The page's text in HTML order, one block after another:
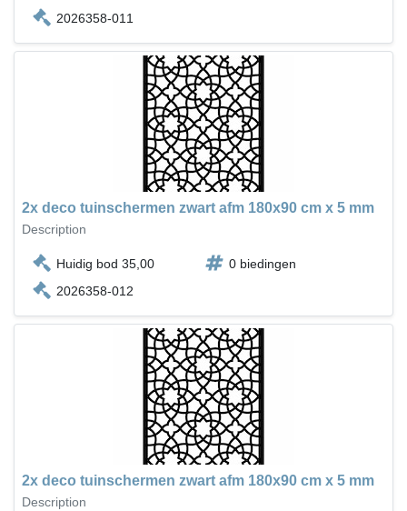
2026358-011
2x deco tuinschermen zwart afm 180x90 cm x 5 mm
Description
Huidig bod 35,00
0 biedingen
2026358-012
2x deco tuinschermen zwart afm 180x90 cm x 5 mm
Description